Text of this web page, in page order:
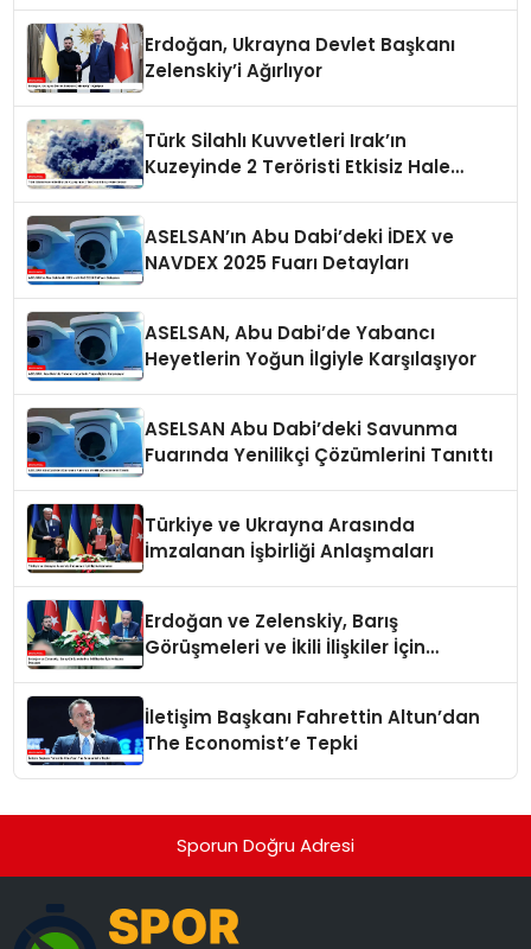
Erdoğan, Ukrayna Devlet Başkanı
Zelenskiy’i Ağırlıyor
Türk Silahlı Kuvvetleri Irak’ın
Kuzeyinde 2 Teröristi Etkisiz Hale
ASELSAN’ın Abu Dabi’deki İDEX ve
NAVDEX 2025 Fuarı Detayları
ASELSAN, Abu Dabi’de Yabancı
Heyetlerin Yoğun İlgiyle Karşılaşıyor
ASELSAN Abu Dabi’deki Savunma
Fuarında Yenilikçi Çözümlerini Tanıttı
Türkiye ve Ukrayna Arasında
İmzalanan İşbirliği Anlaşmaları
Erdoğan ve Zelenskiy, Barış
Görüşmeleri ve İkili İlişkiler İçin
İletişim Başkanı Fahrettin Altun’dan
The Economist’e Tepki
Sporun Doğru Adresi